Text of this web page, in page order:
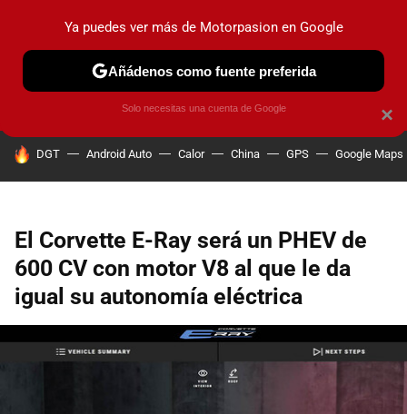
PRUEBAS COCHES ELÉCTRICOS OBSERVATORIO
HOY SE HABLA DE
DGT Android Auto Calor China GPS Google Maps
El Corvette E-Ray será un PHEV de
600 CV con motor V8 al que le da
igual su autonomía eléctrica
×
Ya puedes ver más de Motorpasion en Google
Añádenos como fuente preferida
Solo necesitas una cuenta de Google